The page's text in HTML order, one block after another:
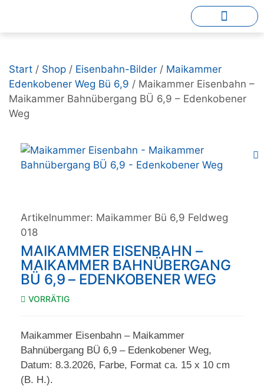
Start / Shop / Eisenbahn-Bilder / Maikammer
Edenkobener Weg Bü 6,9 / Maikammer Eisenbahn –
Maikammer Bahnübergang BÜ 6,9 – Edenkobener
Weg
Artikelnummer: Maikammer Bü 6,9 Feldweg
018
MAIKAMMER EISENBAHN –
MAIKAMMER BAHNÜBERGANG
BÜ 6,9 – EDENKOBENER WEG
VORRÄTIG
Maikammer Eisenbahn – Maikammer
Bahnübergang BÜ 6,9 – Edenkobener Weg,
Datum: 8.3.2026, Farbe, Format ca. 15 x 10 cm
(B. H.).